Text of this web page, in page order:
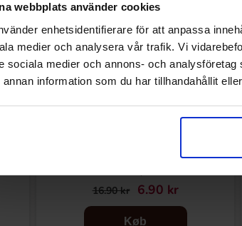
webbplats använder cookies
enhetsidentifierare för att anpassa
medier och analysera vår trafik. Vi
sociala medier och annons- och
annan information som du har tillhandahållit
Cadbury Caramel Egg 40g(BF:2026-07-
16.90 kr 6.90 kr
Køb